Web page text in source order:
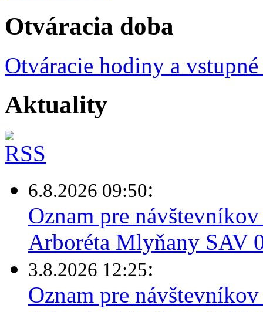
Otváracia doba
Otváracie hodiny a
Aktuality
6.8.2026 09:50:
Oznam pre
Arboréta Mlyňany SAV
3.8.2026 12:25:
Oznam pre